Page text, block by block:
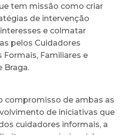
tem missão como criar
de intervenção
e colmatar
pelos Cuidadores
Formais, Familiares e
Braga.
compromisso de ambas as
de iniciativas que
cuidadores informais, a